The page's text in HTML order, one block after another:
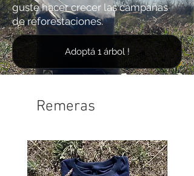
guste hacer crecer las campañas
de reforestaciones.
Adoptá 1 árbol !
Remeras